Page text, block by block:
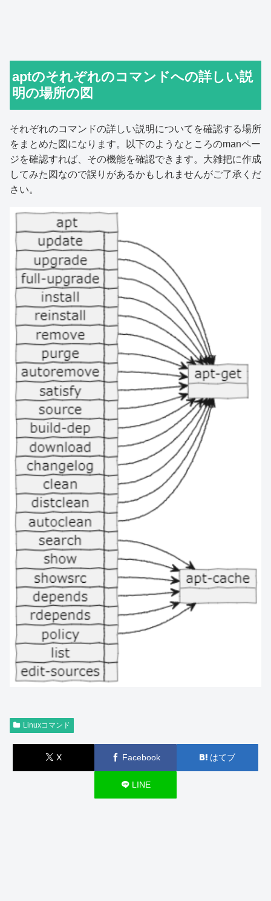
aptのそれぞれのコマンドへの詳しい説
明の場所の図
それぞれのコマンドの詳しい説明についてを確認する場所
をまとめた図になります。以下のようなところのmanペー
ジを確認すれば、その機能を確認できます。大雑把に作成
してみた図なので誤りがあるかもしれませんがご了承くだ
さい。
Linuxコマンド
X Facebook はてブ
LINE